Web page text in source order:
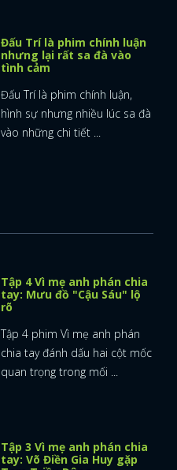
Đấu Trí là phim chính luận
nhưng lại rất sa đà vào
tình cảm
Đấu Trí là phim chính luận,
hình sự nhưng nhiều lúc sa đà
vào những chi tiết ...
Tập 4 Vì mẹ anh phán chia
tay: Mưu đồ "Cậu Sáu" lộ
rõ
Tập 4 phim Vì mẹ anh phán
chia tay đánh dấu hai cột mốc
quan trọng trong mối ...
Tập 3 Vì mẹ anh phán chia
tay: Võ Điền Gia Huy gặp